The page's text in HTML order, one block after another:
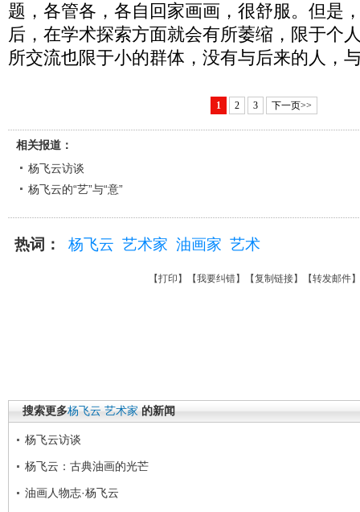
题，各管各，各自回家画画，很舒服。但是
后，在学术探索方面就会有所萎缩，限于个
所交流也限于小的群体，没有与后来的人，
1 2 3 下一页>>
相关报道：
杨飞云访谈
杨飞云的“艺”与“意”
热词： 杨飞云 艺术家 油画家 艺术
【打印 】【我要纠错】【复制链接】【转发邮件
搜索更多杨飞云 艺术家 的新闻
杨飞云访谈
杨飞云：古典油画的光芒
油画人物志·杨飞云